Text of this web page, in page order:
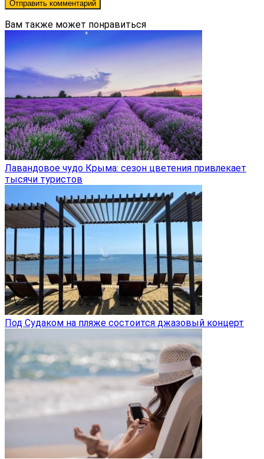
Вам также может понравиться
Лавандовое чудо Крыма: сезон цветения привлекает
тысячи туристов
Под Судаком на пляже состоится джазовый концерт